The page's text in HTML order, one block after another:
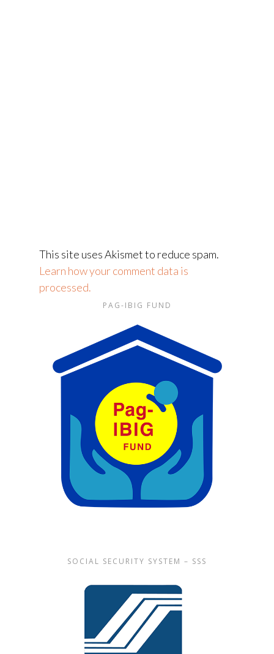
This site uses Akismet to reduce spam.
Learn how your comment data is
processed.
PAG-IBIG FUND
SOCIAL SECURITY SYSTEM – SSS